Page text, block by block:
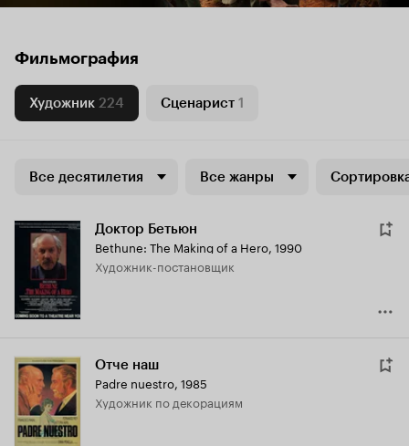
Фильмография
Художник 224 Сценарист 1
Все десятилетия Все жанры
Доктор Бетьюн
Bethune: The Making of a Hero, 1990
Художник-постановщик
Отче наш
Padre nuestro, 1985
Художник по декорациям